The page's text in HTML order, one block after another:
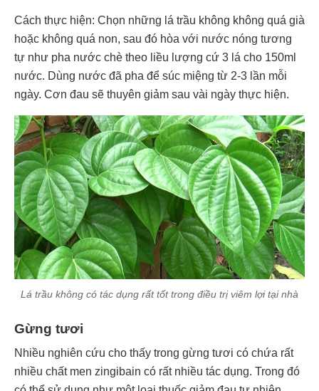
Cách thực hiện: Chọn những lá trầu không không quá già
hoặc không quá non, sau đó hòa với nước nóng tương
tự như pha nước chè theo liều lượng cứ 3 lá cho 150ml
nước. Dùng nước đã pha để súc miệng từ 2-3 lần mỗi
ngày. Cơn đau sẽ thuyên giảm sau vài ngày thực hiện.
Lá trầu không có tác dụng rất tốt trong điều trị viêm lợi tại nhà
Gừng tươi
Nhiều nghiên cứu cho thấy trong gừng tươi có chứa rất
nhiều chất men zingibain có rất nhiều tác dụng. Trong đó